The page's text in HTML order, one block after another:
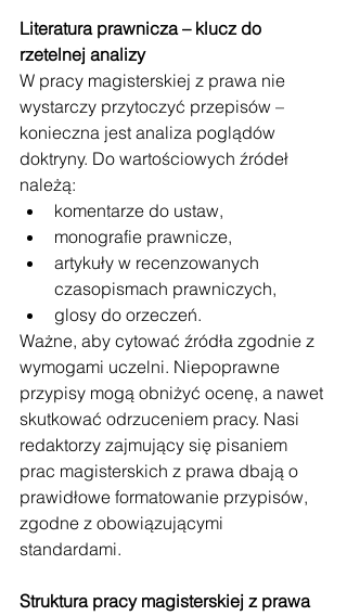
Literatura prawnicza – klucz do
rzetelnej analizy
W pracy magisterskiej z prawa nie
wystarczy przytoczyć przepisów –
konieczna jest analiza poglądów
doktryny. Do wartościowych źródeł
należą:
komentarze do ustaw,
monografie prawnicze,
artykuły w recenzowanych
czasopismach prawniczych,
glosy do orzeczeń.
Ważne, aby cytować źródła zgodnie z
wymogami uczelni. Niepoprawne
przypisy mogą obniżyć ocenę, a nawet
skutkować odrzuceniem pracy. Nasi
redaktorzy zajmujący się pisaniem
prac magisterskich z prawa dbają o
prawidłowe formatowanie przypisów,
zgodne z obowiązującymi
standardami.
Struktura pracy magisterskiej z prawa